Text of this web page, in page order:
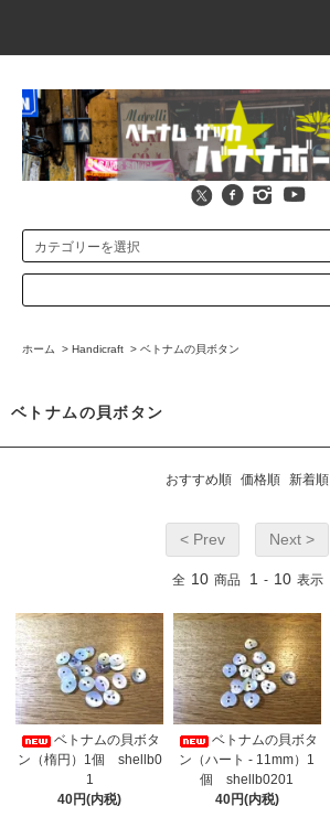
ホーム > Handicraft > ベトナムの貝ボタン
ベトナムの貝ボタン
おすすめ順 価格順 新着順
< Prev Next >
全 10 商品 1 - 10 表示
ベトナムの貝ボタ
ン（楕円）1個 shellb0
1
40円(内税)
ベトナムの貝ボタ
ン（ハート - 11mm）1
個 shellb0201
40円(内税)